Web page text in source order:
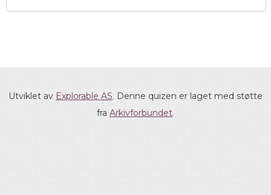
Utviklet av Explorable AS. Denne quizen er laget med støtte
fra Arkivforbundet.